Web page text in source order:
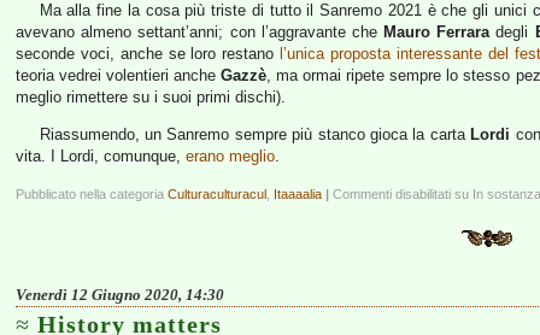
Ma alla fine la cosa più triste di tutto il Sanremo 2021 è che gli unici
avevano almeno settant’anni; con l’aggravante che Mauro Ferraradegli
seconde voci, anche se loro restano l’unica proposta interessante del
teoria vedrei volentieri ancheGazzè, ma ormai ripete sempre lo stesso
meglio rimettere su i suoi primi dischi).
Riassumendo, un Sanremo sempre più stanco gioca la carta Lordi
vita. I Lordi, comunque, erano meglio.
Pubblicato nella categoria Culturaculturacul Itaaaalia | Commenti disabilitati su In
Venerdì 12 Giugno 2020, 14:30
History matters